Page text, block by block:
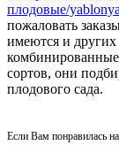
плодовые/
пожаловать
имеются и
сортов, они
плодового сада.
Если Вам понравилась